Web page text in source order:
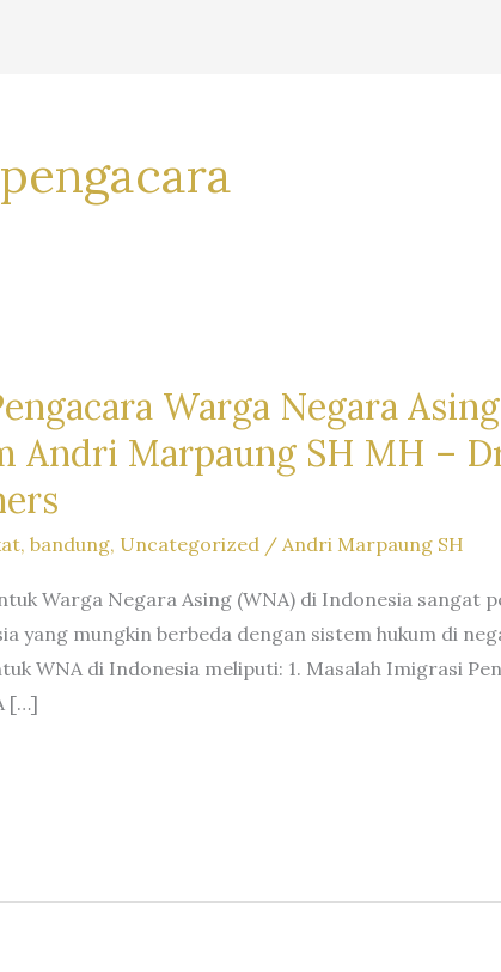
Warga Negara
Andri Marpaung SH MH –
, bandung, Uncategorized/ Andri Marpaung SH
Warga Negara Asing (WNA) di Indonesia sangat
yang mungkin berbeda dengan sistem hukum di
WNA di Indonesia meliputi: 1. Masalah Imigrasi
[…]